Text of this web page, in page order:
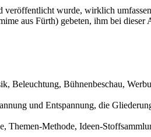
wurde, wirklich
aus Fürth) gebeten, ihm bei dieser
Beleuchtung, Bühnenbeschau,
und Entspannung, die
Methode, Ideen-